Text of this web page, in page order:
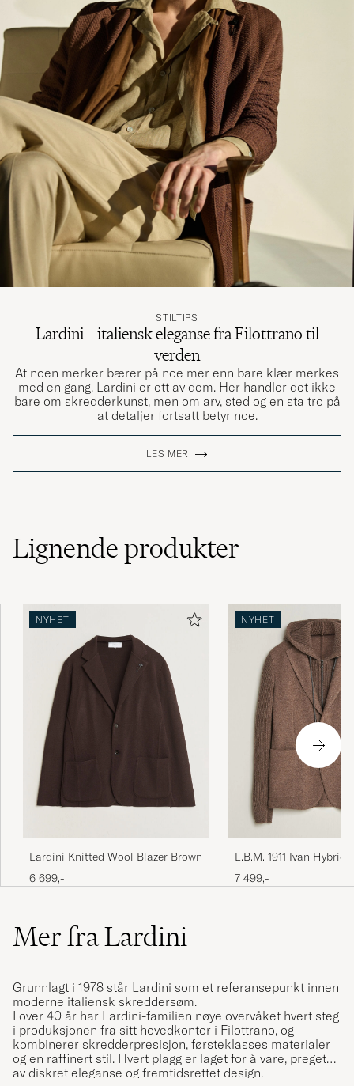
STILTIPS
Lardini – italiensk eleganse fra Filottrano til
verden
At noen merker bærer på noe mer enn bare klær merkes
med en gang. Lardini er ett av dem. Her handler det ikke
bare om skredderkunst, men om arv, sted og en sta tro på
at detaljer fortsatt betyr noe.
LES MER
Lignendeprodukter
NYHET
Lardini Knitted Wool Blazer Brown
6 699,-
NYHET
L.B.M. 1911 Ivan Hybrid
Blazer Brown
7 499,-
Mer fra Lardini
Grunnlagt i 1978 står Lardini som et referansepunkt innen
moderne italiensk skreddersøm.
I over 40 år har Lardini-familien nøye overvåket hvert steg
i produksjonen fra sitt hovedkontor i Filottrano, og
kombinerer skredderpresisjon, førsteklasses materialer
og en raffinert stil. Hvert plagg er laget for å vare, preget
av diskret eleganse og fremtidsrettet design.